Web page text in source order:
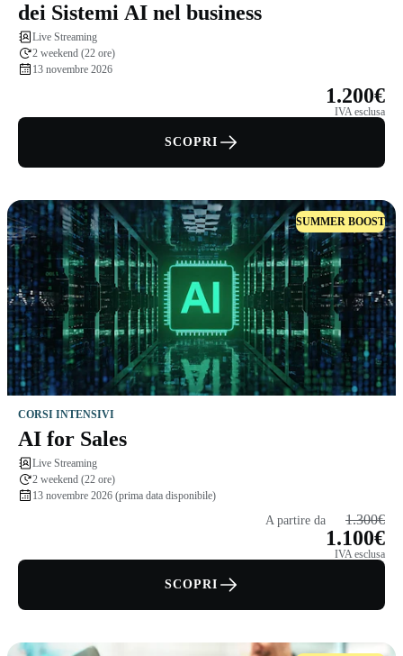
dei Sistemi AI nel business
Live Streaming
2 weekend (22 ore)
13 novembre 2026
1.200€
IVA esclusa
SCOPRI
SUMMER BOOST
CORSI INTENSIVI
AI for Sales
Live Streaming
2 weekend (22 ore)
13 novembre 2026 (prima data disponibile)
A partire da 1.300€
1.100€
IVA esclusa
SCOPRI